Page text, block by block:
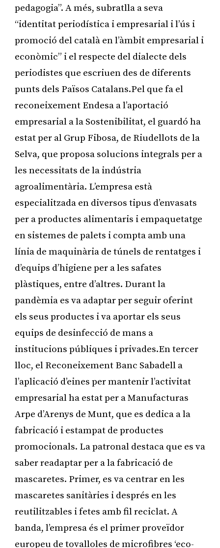
pedagogia”. A més, subratlla a seva
“identitat periodística i empresarial i l’ús i
promoció del català en l’àmbit empresarial i
econòmic” i el respecte del dialecte dels
periodistes que escriuen des de diferents
punts dels Països Catalans.Pel que fa el
reconeixement Endesa a l’aportació
empresarial a la Sostenibilitat, el guardó ha
estat per al Grup Fibosa, de Riudellots de la
Selva, que proposa solucions integrals per a
les necessitats de la indústria
agroalimentària. L’empresa està
especialitzada en diversos tipus d’envasats
per a productes alimentaris i empaquetatge
en sistemes de palets i compta amb una
línia de maquinària de túnels de rentatges i
d’equips d’higiene per a les safates
plàstiques, entre d’altres. Durant la
pandèmia es va adaptar per seguir oferint
els seus productes i va aportar els seus
equips de desinfecció de mans a
institucions públiques i privades.En tercer
lloc, el Reconeixement Banc Sabadell a
l’aplicació d’eines per mantenir l’activitat
empresarial ha estat per a Manufacturas
Arpe d’Arenys de Munt, que es dedica a la
fabricació i estampat de productes
promocionals. La patronal destaca que es va
saber readaptar per a la fabricació de
mascaretes. Primer, es va centrar en les
mascaretes sanitàries i després en les
reutilitzables i fetes amb fil reciclat. A
banda, l’empresa és el primer proveïdor
europeu de tovalloles de microfibres ‘eco-